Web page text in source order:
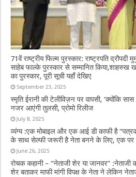
71वें राष्ट्रीय फिल्म पुरस्कार: राष्ट्रपति द्रौपदी
साहेब फाल्के पुरस्कार से सम्मानित किया,शाहरुख
का पुरस्कार, पूरी सूची यहाँ देखिए
September 23, 2025
स्मृति ईरानी की टेलीविज़न पर वापसी, ‘क्योंकि
नजर आएंगी तुलसी, प्रोमो रिलीज
July 8, 2025
व्यंग्य :एक मोबाइल और एक आई डी काफी है
के साथ सेल्फी जरूरी है नेता बनने के लिए, एक पर
June 26, 2025
रोचक कहानी – “नेताजी शेर या जानवर”
शेर बताकर माफी मांगी विपक्ष के नेता ने लेकिन